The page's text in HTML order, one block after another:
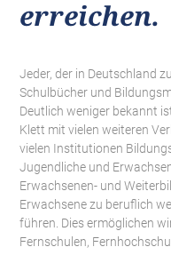
erreichen.
Jeder, der in Deutschland
Schulbücher und
Deutlich weniger bekannt
Klett mit vielen weiteren
vielen Institutionen
Jugendliche und
Erwachsenen- und
Erwachsene zu beruflich
führen. Dies ermöglichen
Fernschulen,